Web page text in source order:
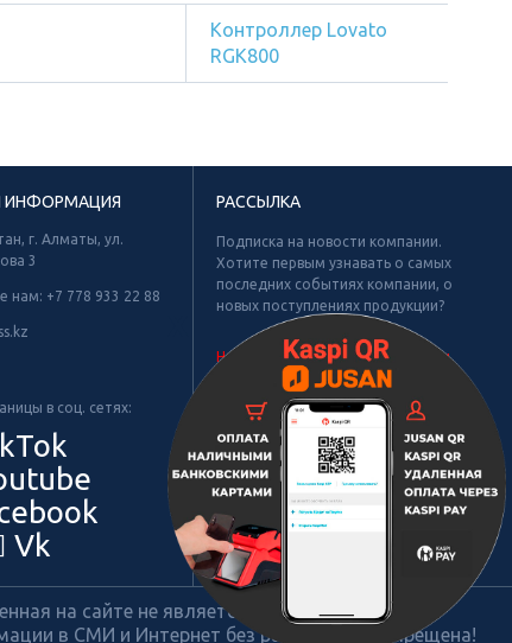
Контроллер Lovato
RGK800
ИНФОРМАЦИЯ
г. Алматы, ул.
3
нам: +7 778 933 22 88
в соц. сетях:
Vk
РАССЫЛКА
Подписка на новости компании.
Хотите первым узнавать о самых
последних событиях компании, о
новых поступлениях продукции?
Не найдено рубрик для подписки.
на сайте не является публичной офертой.
в СМИ и Интернет без разрешения запрещена!